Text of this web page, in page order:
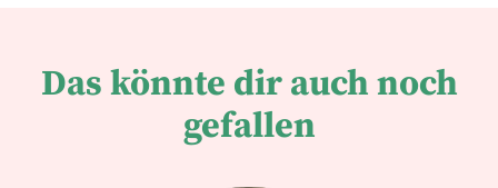
Das könnte dir auch noch
gefallen